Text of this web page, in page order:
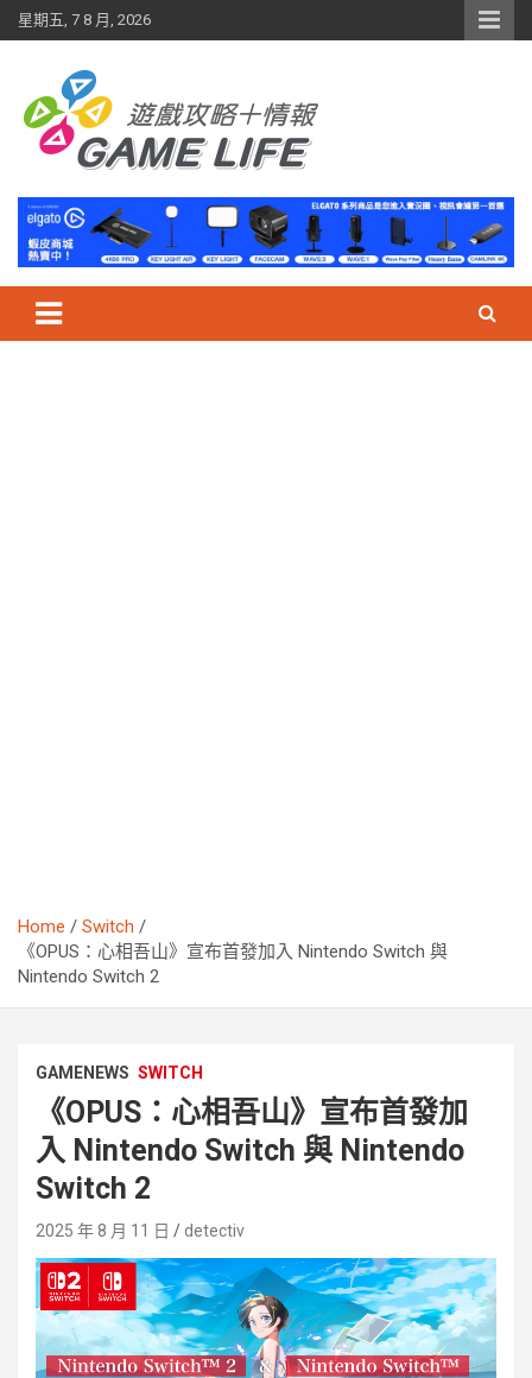
Skip
to
星期五, 7 8 月, 2026
Home
Switch
《OPUS：心相吾山》宣布首發加入 Nintendo Switch 與
Nintendo Switch 2
GAMENEWS SWITCH
《OPUS：心相吾山》宣布首發加
入 Nintendo Switch 與 Nintendo
Switch 2
2025 年 8 月 11 日 detectiv